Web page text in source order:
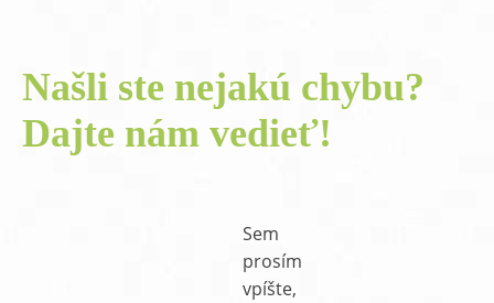
Našli ste nejakú chybu?
Dajte nám vedieť!
Sem
prosím
vpíšte,